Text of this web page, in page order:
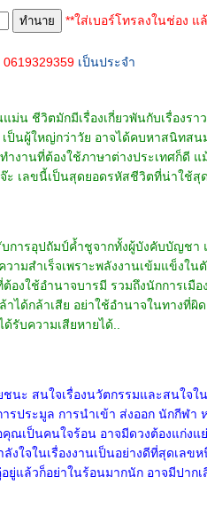
**ใส่เบอร์โทรลงในช่อง แ
0619329359 เป็นประจำ
น ชีวิตมักมีเรื่องเกี่ยวพันกับเรื่อง
ป็นผู้ใหญ่กว่าวัย อาจได้คบหาสนิทสน
งานที่ต้องใช้ภาษาต่างประเทศก็ดี
ะ เลขนี้เป็นสุดยอดรหัสชีวิตที่น่าใช้สุ
การอุปถัมป์ค้ำชูจากทั้งผู้บังคับบัญช
ามสำเร็จเพราะพลังงานเข้มแข็งใ
องใช้อำนาจบารมี รวมถึงนักการเ
าได้กล้าเสีย อย่าใช้อำนาจในทางที่
รับความเสียหายได้..
นะ สนใจเรื่องนวัตกรรมและสนใจใ
รประมูล การนำเข้า ส่งออก นักกีฬ
คุณเป็นคนใจร้อน อาจมีดวงต้องแก่
งใจในเรื่องงานเป็นอย่างดีที่สุดเลข
แล้วก็อย่าในร้อนมากนัก อาจมีปาก